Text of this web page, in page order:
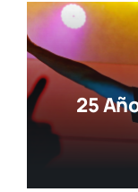
25